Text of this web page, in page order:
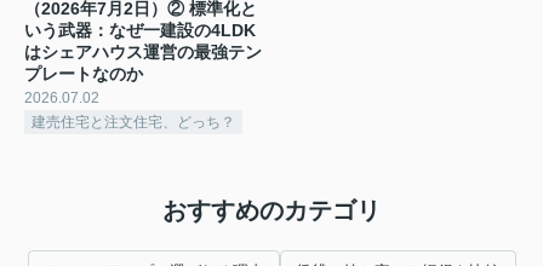
（2026年7月2日）② 標準化と
いう武器：なぜ一建設の4LDK
はシェアハウス運営の最強テン
プレートなのか
2026.07.02
建売住宅と注文住宅、どっち？
おすすめのカテゴリ